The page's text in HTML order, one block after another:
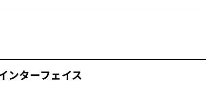
ンターフェイス